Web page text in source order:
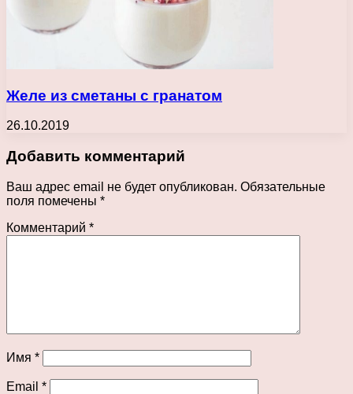
Желе из сметаны с гранатом
26.10.2019
Добавить комментарий
Ваш адрес email не будет опубликован. Обязательные
поля помечены *
Комментарий *
Имя *
Email *